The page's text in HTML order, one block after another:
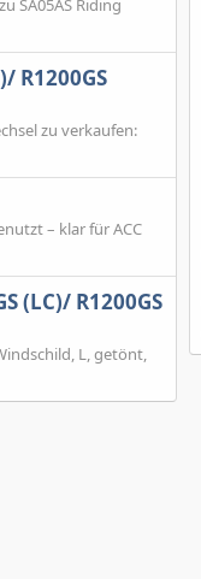
SA05AS Riding
R1200GS
zu verkaufen:
– klar für ACC
(LC)/ R1200GS
L, getönt,